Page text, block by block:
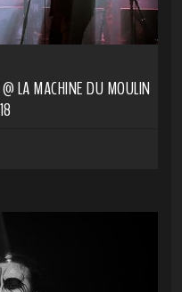
LA MACHINE DU MOULIN